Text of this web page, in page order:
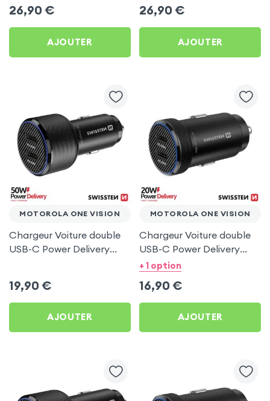
26,90 €
AJOUTER
26,90 €
AJOUTER
MOTOROLA ONE VISION
Chargeur Voiture double
USB-C Power Delivery
19,90 €
AJOUTER
MOTOROLA ONE VISION
Chargeur Voiture double
USB-C Power Delivery
20W - Swissten pour
+ 1 option
16,90 €
AJOUTER